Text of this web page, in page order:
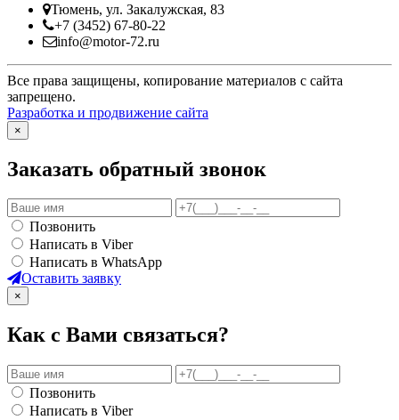
Тюмень, ул. Закалужская, 83
+7 (3452) 67-80-22
info@motor-72.ru
Все права защищены, копирование материалов с сайта
запрещено.
Разработка и продвижение сайта
×
Заказать обратный звонок
Позвонить
Написать в Viber
Написать в WhatsApp
Оставить заявку
×
Как с Вами связаться?
Позвонить
Написать в Viber